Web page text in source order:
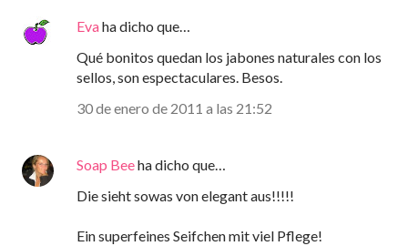
Evaha dicho que…
Qué bonitos quedan los jabones naturales con los
sellos, son espectaculares. Besos.
30 de enero de 2011 a las 21:52
Soap Beeha dicho que…
Die sieht sowas von elegant aus!!!!!
Ein superfeines Seifchen mit viel Pflege!